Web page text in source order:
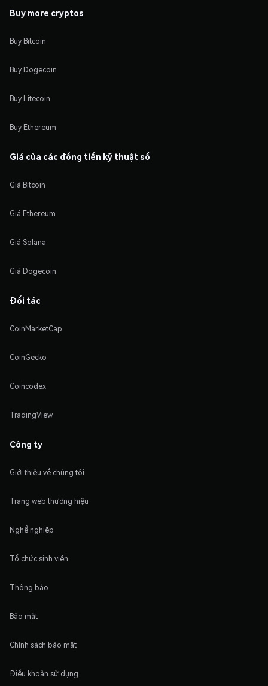
Buy more cryptos
Buy Bitcoin
Buy Dogecoin
Buy Litecoin
Buy Ethereum
Giá của các đồng tiền kỹ thuật số
Giá Bitcoin
Giá Ethereum
Giá Solana
Giá Dogecoin
Đối tác
CoinMarketCap
CoinGecko
Coincodex
TradingView
Công ty
Giới thiệu về chúng tôi
Trang web thương hiệu
Nghề nghiệp
Tổ chức sinh viên
Thông báo
Bảo mật
Chính sách bảo mật
Điều khoản sử dụng